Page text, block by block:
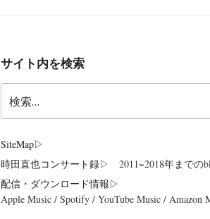
サイト内を検索
索:
SiteMap▷
時田直也コンサート録▷ 2011~2018年までの
配信・ダウンロード情報▷
Apple Music / Spotify / YouTube Music /